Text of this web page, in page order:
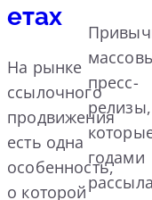
етах
На рынке
ссылочного
продвижения
есть одна
особенность,
о которой
пресс-
релизы,
годами